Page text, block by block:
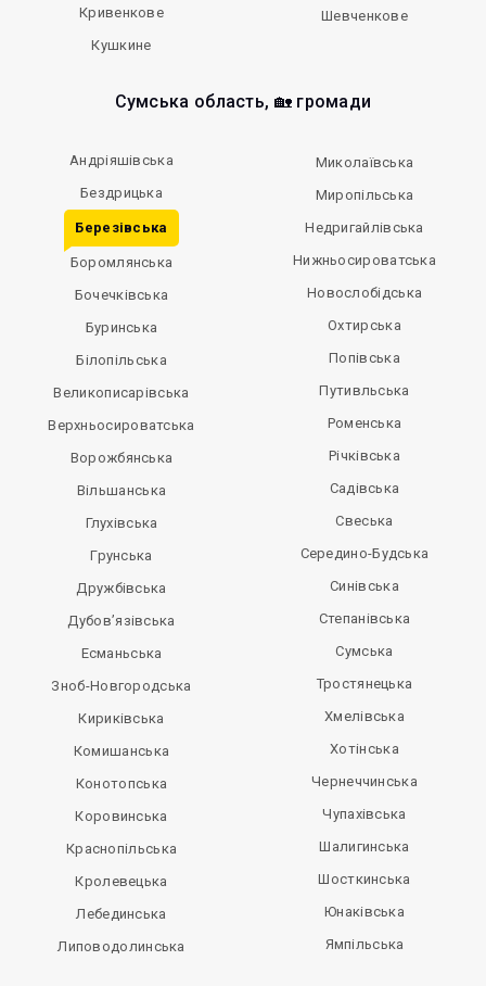
Кривенкове
Кушкине
Шевченкове
Сумська область, 🏡 громади
Андріяшівська
Бездрицька
Березівська
Боромлянська
Бочечківська
Буринська
Білопільська
Великописарівська
Верхньосироватська
Ворожбянська
Вільшанська
Глухівська
Грунська
Дружбівська
Дубов’язівська
Есманьська
Зноб-Новгородська
Кириківська
Комишанська
Конотопська
Коровинська
Краснопільська
Кролевецька
Лебединська
Липоводолинська
Миколаївська
Миропільська
Недригайлівська
Нижньосироватська
Новослобідська
Охтирська
Попівська
Путивльська
Роменська
Річківська
Садівська
Свеська
Середино-Будська
Синівська
Степанівська
Сумська
Тростянецька
Хмелівська
Хотінська
Чернеччинська
Чупахівська
Шалигинська
Шосткинська
Юнаківська
Ямпільська